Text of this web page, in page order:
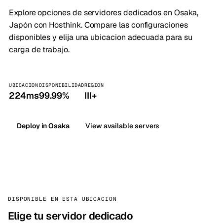
Explore opciones de servidores dedicados en Osaka,
Japón con Hosthink. Compare las configuraciones
disponibles y elija una ubicacion adecuada para su
carga de trabajo.
UBICACION
224ms
DISPONIBILIDAD
99.99%
REGION
III+
Deploy in Osaka View available servers
DISPONIBLE EN ESTA UBICACION
Elige tu servidor dedicado